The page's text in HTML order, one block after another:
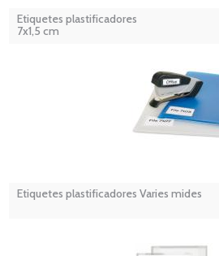
Etiquetes plastificadores
7x1,5 cm
Etiquetes plastificadores Varies mides